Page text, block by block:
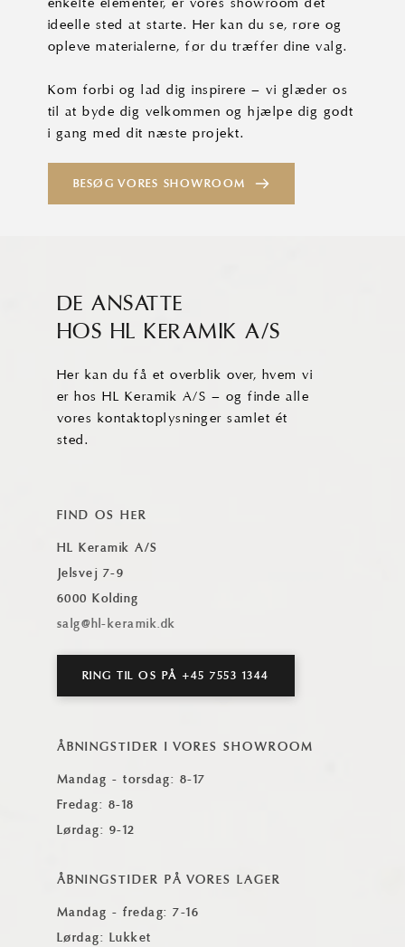
ideelle sted at starte. Her kan du se, røre og
opleve materialerne, før du træffer dine valg.
Kom forbi og lad dig inspirere – vi glæder os
til at byde dig velkommen og hjælpe dig godt
i gang med dit næste projekt.
BESØG VORES SHOWROOM
DE ANSATTE
HOS HL KERAMIK A/S
Her kan du få et overblik over, hvem vi
er hos HL Keramik A/S – og finde alle
vores kontaktoplysninger samlet ét
sted.
FIND OS HER
HL Keramik A/S
Jelsvej 7-9
6000 Kolding
salg@hl-keramik.dk
RING TIL OS PÅ +45 7553 1344
ÅBNINGSTIDER I VORES SHOWROOM
Mandag - torsdag: 8-17
Fredag: 8-18
Lørdag: 9-12
ÅBNINGSTIDER PÅ VORES LAGER
Mandag - fredag: 7-16
Lørdag: Lukket